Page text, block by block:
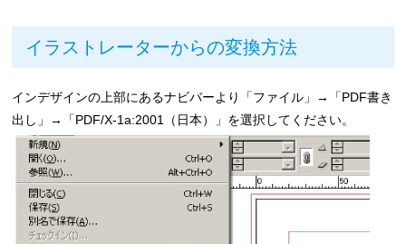
イラストレーターからの変換方法
インデザインの上部にあるナビバーより「ファイル」→「PDF書き
出し」→「PDF/X-1a:2001（日本）」を選択してください。